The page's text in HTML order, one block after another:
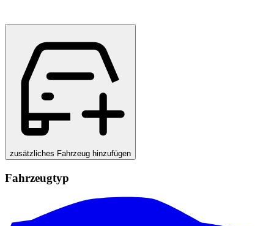
zusätzliches Fahrzeug hinzufügen
Fahrzeugtyp